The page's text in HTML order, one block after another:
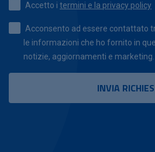
Accetto i termini e la privacy policy
Acconsento ad essere contattato
le informazioni che ho fornito in
notizie, aggiornamenti e marketing.